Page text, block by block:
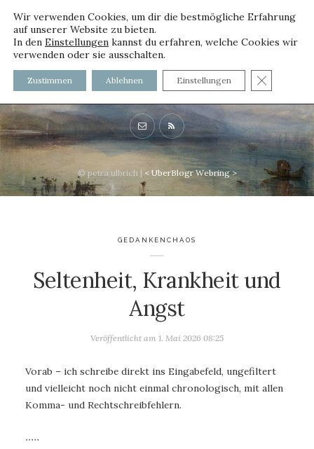
voller worte - mit und ohne
Innenfutter
© petra ulbrich | < UberBlogr Webring >
GEDANKENCHAOS
Seltenheit, Krankheit und
Angst
Veröffentlicht am 1. Mai 2026 08:25
Vorab – ich schreibe direkt ins Eingabefeld, ungefiltert
und vielleicht noch nicht einmal chronologisch, mit allen
Komma- und Rechtschreibfehlern.
∙∙∙∙∙
Wir verwenden Cookies, um dir die bestmögliche Erfahrung
auf unserer Website zu bieten.
In den Einstellungen kannst du erfahren, welche Cookies wir
verwenden oder sie ausschalten.
Zustimmen Ablehnen Einstellungen GDPR